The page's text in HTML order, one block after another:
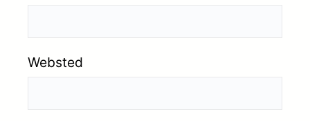
Websted